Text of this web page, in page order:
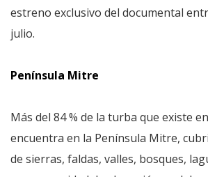
estreno exclusivo del documental
julio.
Península Mitre
Más del 84 % de la turba que existe
encuentra en la Península Mitre,
de sierras, faldas, valles, bosques,